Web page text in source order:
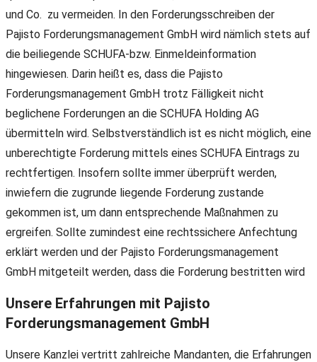
und Co. zu vermeiden. In den Forderungsschreiben der
Pajisto Forderungsmanagement GmbH wird nämlich stets auf
die beiliegende SCHUFA-bzw. Einmeldeinformation
hingewiesen. Darin heißt es, dass die Pajisto
Forderungsmanagement GmbH trotz Fälligkeit nicht
beglichene Forderungen an die SCHUFA Holding AG
übermitteln wird. Selbstverständlich ist es nicht möglich, eine
unberechtigte Forderung mittels eines SCHUFA Eintrags zu
rechtfertigen. Insofern sollte immer überprüft werden,
inwiefern die zugrunde liegende Forderung zustande
gekommen ist, um dann entsprechende Maßnahmen zu
ergreifen. Sollte zumindest eine rechtssichere Anfechtung
erklärt werden und der Pajisto Forderungsmanagement
GmbH mitgeteilt werden, dass die Forderung bestritten wird
Unsere Erfahrungen mit Pajisto
Forderungsmanagement GmbH
Unsere Kanzlei vertritt zahlreiche Mandanten, die Erfahrungen